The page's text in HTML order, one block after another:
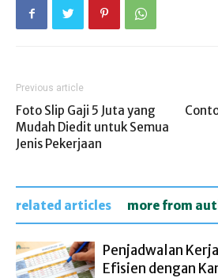
Previous article
Foto Slip Gaji 5 Juta yang
Mudah Diedit untuk Semua
Jenis Pekerjaan
related articles more from
Penjadwalan
Efisien dengan